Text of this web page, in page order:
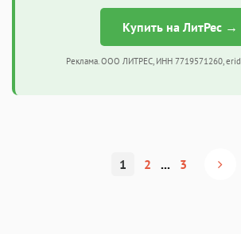
Купить на ЛитРес →
Реклама. ООО ЛИТРЕС, ИНН 7719571260,
1 2 ... 3